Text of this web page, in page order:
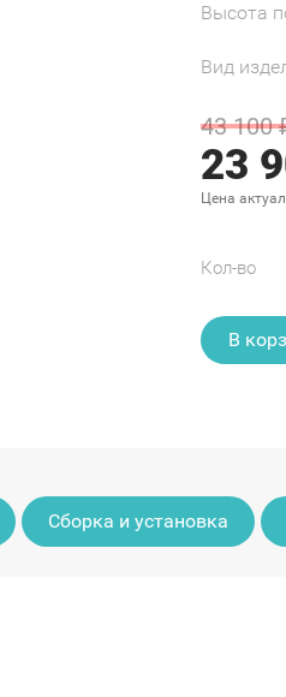
Высота
Вид
43 100
23
Цена
Кол-во
В
Сборка и установка